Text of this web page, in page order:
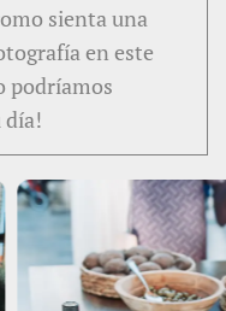
sienta una
en este
podríamos